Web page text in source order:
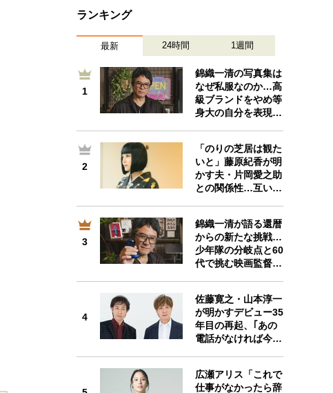
ランキング
最新 24時間 1週間
1
錦織一清の写真集は
なぜ私服なのか…高
級ブランドをやめ等
身大の自分を表現…
2
「のりの芝居は観た
いと」藤原紀香が明
かす夫・片岡愛之助
との関係性…互い…
3
錦織一清が語る還暦
からの新たな挑戦…
少年隊の分岐点と60
代で挑む映画監督…
4
佐藤寛之・山本淳一
が明かすデビュー35
年目の再起、｢あの
電話がなければ今…
広瀬アリス「これで
仕事がなかったら辞